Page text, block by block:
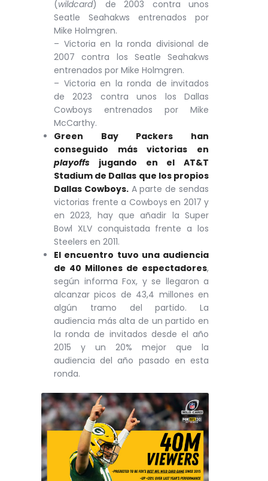
(wildcard) de 2003 contra unos
Seatle Seahakws entrenados por
Mike Holmgren.
– Victoria en la ronda divisional de
2007 contra los Seatle Seahakws
entrenados por Mike Holmgren.
– Victoria en la ronda de invitados
de 2023 contra unos los Dallas
Cowboys entrenados por Mike
McCarthy.
Green Bay Packers han
conseguido más victorias en
playoffs jugando en el AT&T
Stadium de Dallas que los propios
Dallas Cowboys.A parte de sendas
victorias frente a Cowboys en 2017 y
en 2023, hay que añadir la Super
Bowl XLV conquistada frente a los
Steelers en 2011.
El encuentro tuvo una audiencia
de 40 Millones de espectadores,
según informa Fox, y se llegaron a
alcanzar picos de 43,4 millones en
algún tramo del partido. La
audiencia más alta de un partido en
la ronda de invitados desde el año
2015 y un 20% mejor que la
audiencia del año pasado en esta
ronda.